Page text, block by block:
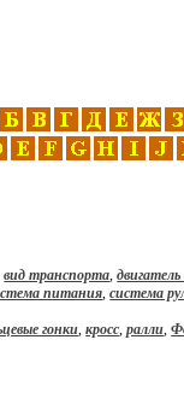
вид транспорта,
питания,система
гонки,кросс,ралли,